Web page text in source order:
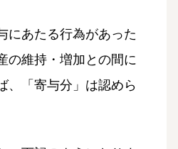
にあたる行為があった
の維持・増加との間に
、「寄与分」は認めら